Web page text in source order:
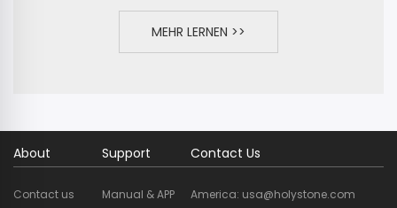
MEHR LERNEN >>
About
Contact us
Support
Manual & APP
Contact Us
America: usa@holystone.com